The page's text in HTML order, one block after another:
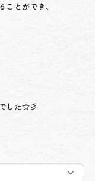
とができ、
した☆彡